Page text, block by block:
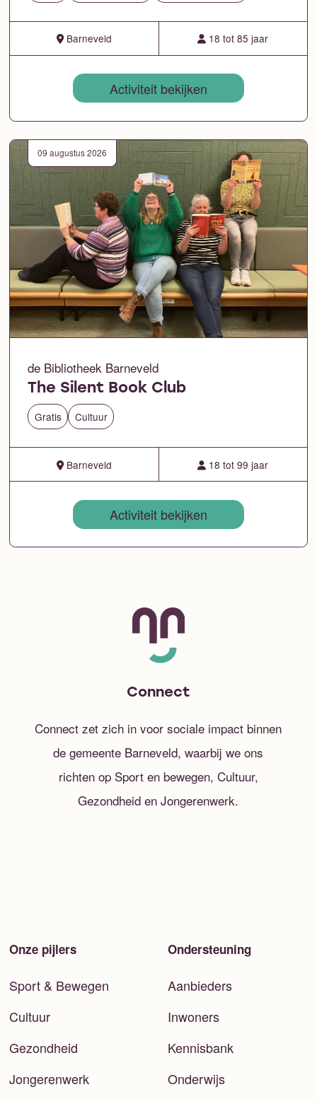
Barneveld 18 tot 85 jaar
Activiteit bekijken
09 augustus 2026
de Bibliotheek Barneveld
The Silent Book Club
Gratis Cultuur
Barneveld 18 tot 99 jaar
Activiteit bekijken
Connect
Connect zet zich in voor sociale impact binnen
de gemeente Barneveld, waarbij we ons
richten op Sport en bewegen, Cultuur,
Gezondheid en Jongerenwerk.
Onze pijlers
Sport & Bewegen
Cultuur
Gezondheid
Jongerenwerk
Ondersteuning
Aanbieders
Inwoners
Kennisbank
Onderwijs